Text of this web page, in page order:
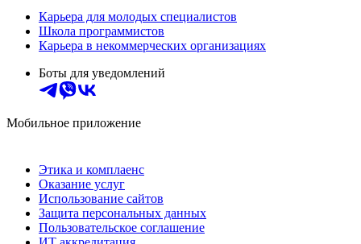
Карьера для молодых специалистов
Школа программистов
Карьера в некоммерческих организациях
Боты для уведомлений
Мобильное приложение
Этика и комплаенс
Оказание услуг
Использование сайтов
Защита персональных данных
Пользовательское соглашение